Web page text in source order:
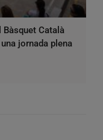
Bàsquet Català
jornada plena